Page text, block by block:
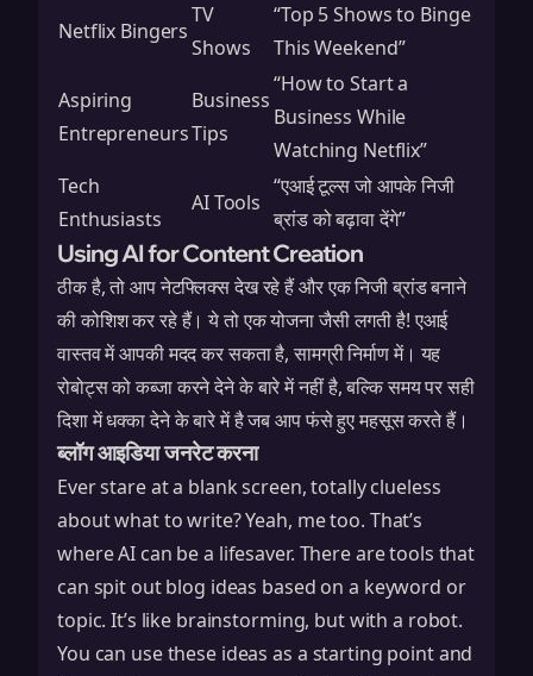
Netflix Bingers
TV
Shows
“Top 5 Shows to Binge
This Weekend”
Aspiring
Entrepreneurs
Business
Tips
“How to Start a
Business While
Watching Netflix”
Tech
Enthusiasts
AI Tools
“एआई टूल्स जो आपके निजी
ब्रांड को बढ़ावा देंगे”
Using AI for Content Creation
ठीक है, तो आप नेटफ्लिक्स देख रहे हैं और एक निजी ब्रांड बनाने
की कोशिश कर रहे हैं। ये तो एक योजना जैसी लगती है! एआई
वास्तव में आपकी मदद कर सकता है, सामग्री निर्माण में। यह
रोबोट्स को कब्जा करने देने के बारे में नहीं है, बल्कि समय पर सही
दिशा में धक्का देने के बारे में है जब आप फंसे हुए महसूस करते हैं।
ब्लॉग आइडिया जनरेट करना
Ever stare at a blank screen, totally clueless
about what to write? Yeah, me too. That’s
where AI can be a lifesaver. There are tools that
can spit out blog ideas based on a keyword or
topic. It’s like brainstorming, but with a robot.
You can use these ideas as a starting point and